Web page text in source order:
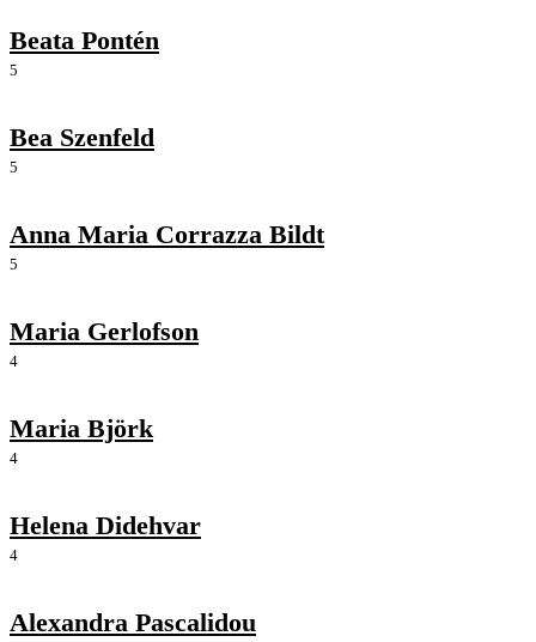
Beata Pontén
5
Bea Szenfeld
5
Anna Maria Corrazza Bildt
5
Maria Gerlofson
4
Maria Björk
4
Helena Didehvar
4
Alexandra Pascalidou